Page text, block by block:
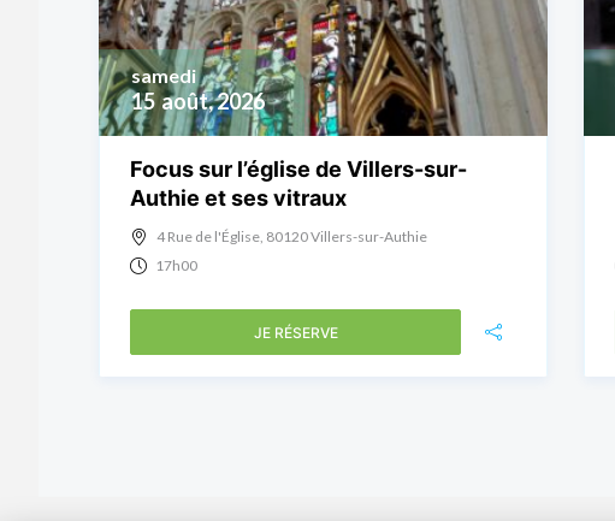
15 août, 2026
samedi
Focus sur l’église de Villers-sur-
Authie et ses vitraux
4 Rue de l'Église, 80120 Villers-sur-Authie
17h00
JE RÉSERVE